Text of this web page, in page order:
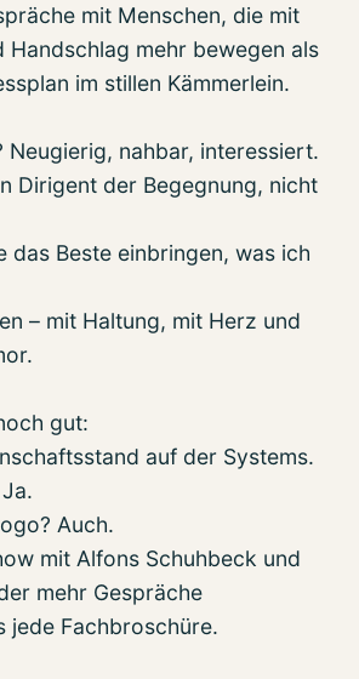
mit Menschen, die mit
Handschlag mehr bewegen als
im stillen Kämmerlein.
Neugierig, nahbar, interessiert.
Dirigent der Begegnung, nicht
das Beste einbringen, was ich
– mit Haltung, mit Herz und
gut:
auf der Systems.
Auch.
mit Alfons Schuhbeck und
mehr Gespräche
jede Fachbroschüre.